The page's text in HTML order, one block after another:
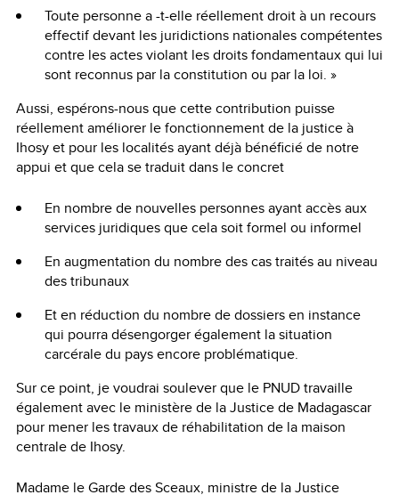
Toute personne a -t-elle réellement droit à un recours
effectif devant les juridictions nationales compétentes
contre les actes violant les droits fondamentaux qui lui
sont reconnus par la constitution ou par la loi. »
Aussi, espérons-nous que cette contribution puisse
réellement améliorer le fonctionnement de la justice à
Ihosy et pour les localités ayant déjà bénéficié de notre
appui et que cela se traduit dans le concret
En nombre de nouvelles personnes ayant accès aux
services juridiques que cela soit formel ou informel
En augmentation du nombre des cas traités au niveau
des tribunaux
Et en réduction du nombre de dossiers en instance
qui pourra désengorger également la situation
carcérale du pays encore problématique.
Sur ce point, je voudrai soulever que le PNUD travaille
également avec le ministère de la Justice de Madagascar
pour mener les travaux de réhabilitation de la maison
centrale de Ihosy.
Madame le Garde des Sceaux, ministre de la Justice